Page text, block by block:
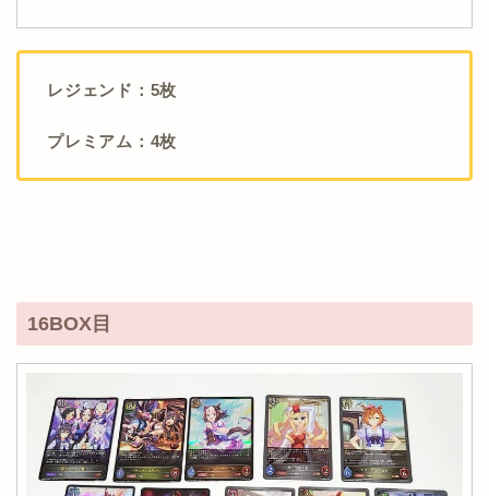
レジェンド：5枚
プレミアム：4枚
16BOX目